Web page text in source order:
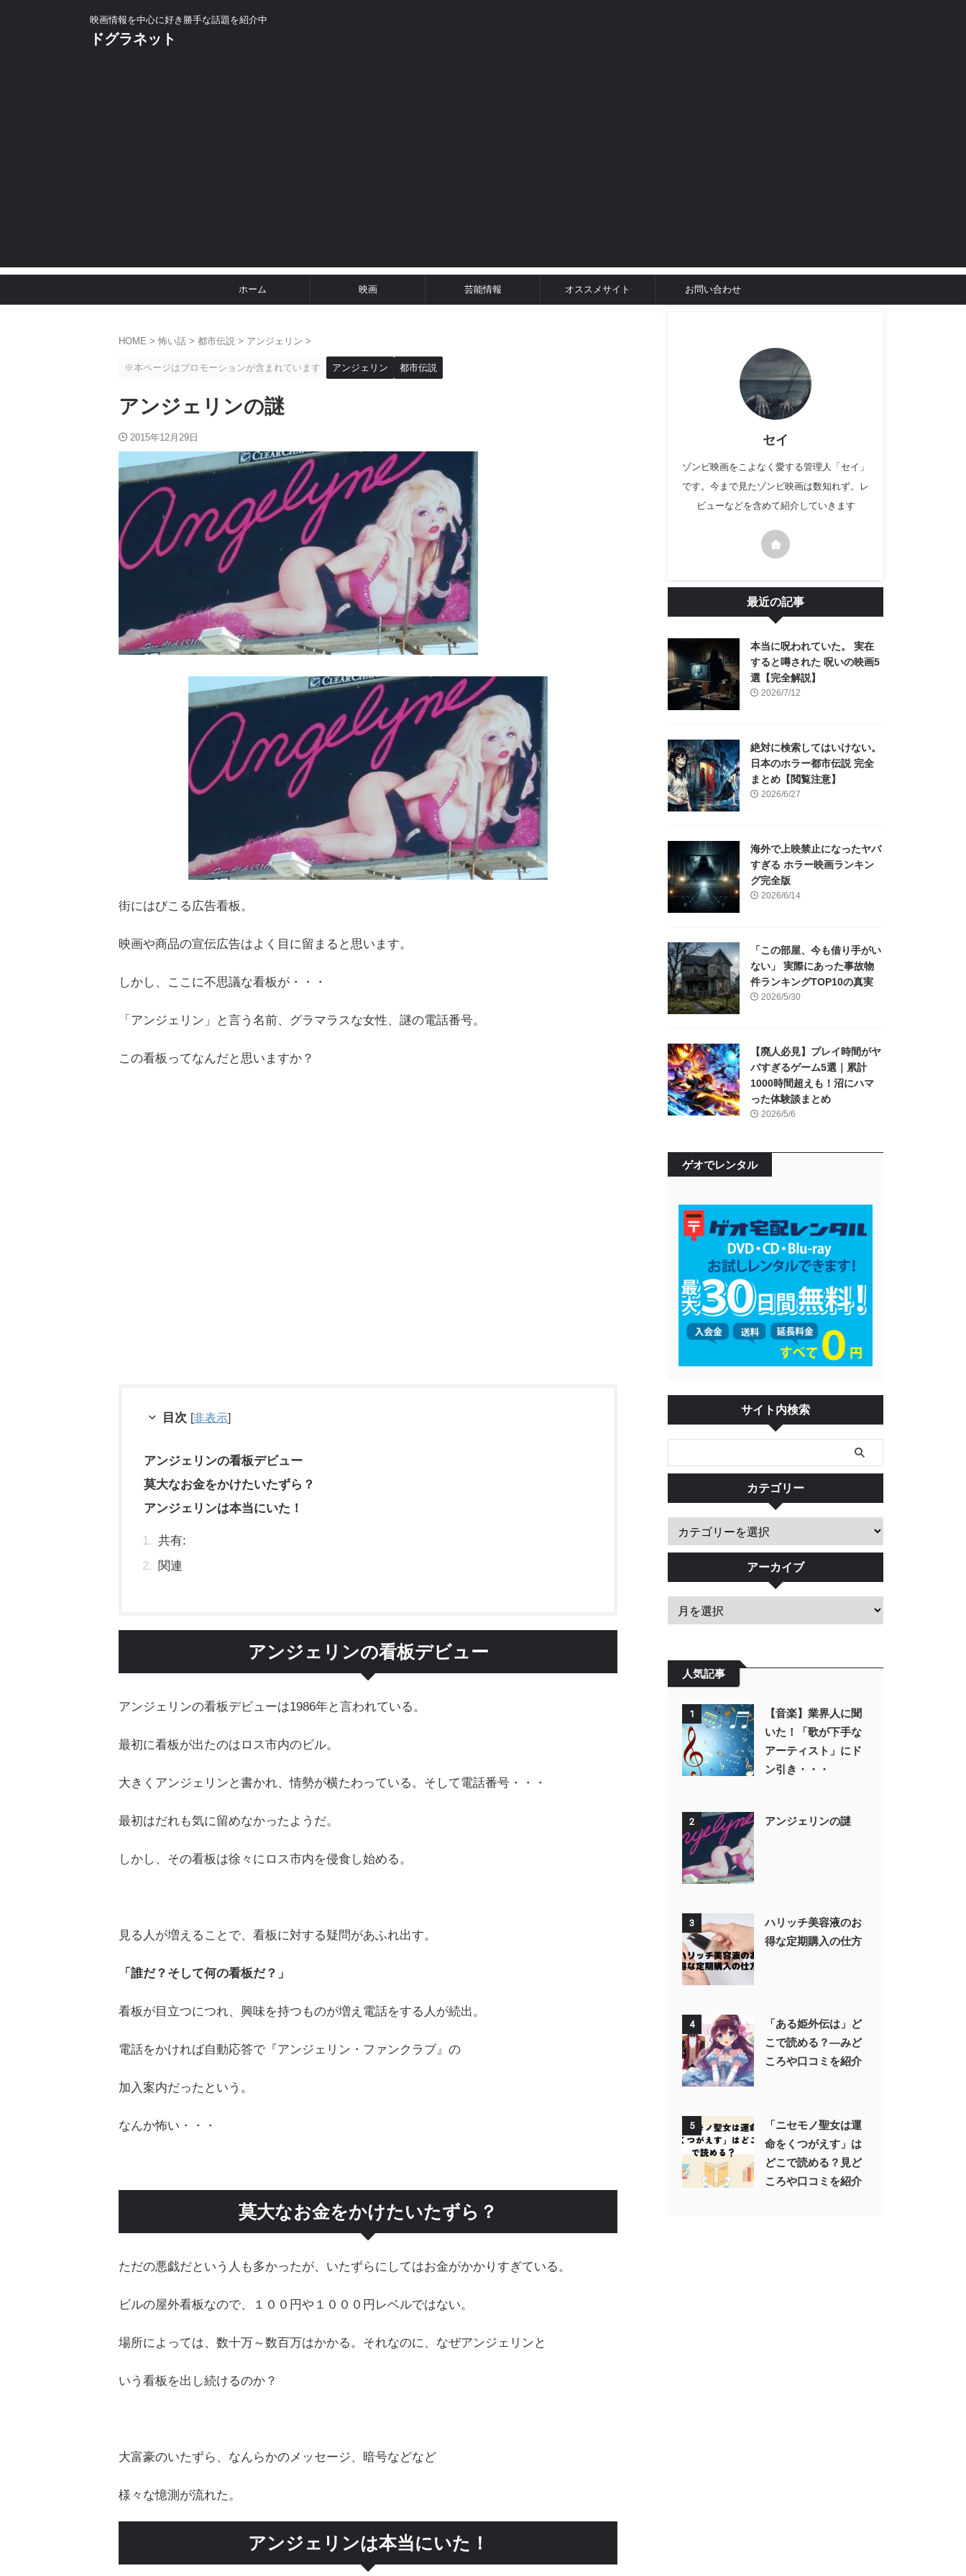
映画情報を中心に好き勝手な話題を紹介中
ドグラネット
ホーム 映画 芸能情報 オススメサイト お問い合わせ
HOME > 怖い話 > 都市伝説 > アンジェリン >
※本ページはプロモーションが含まれています アンジェリン 都市伝説
アンジェリンの謎
2015年12月29日
街にはびこる広告看板。
映画や商品の宣伝広告はよく目に留まると思います。
しかし、ここに不思議な看板が・・・
「アンジェリン」と言う名前、グラマラスな女性、謎の電話番号。
この看板ってなんだと思いますか？
目次 [非表示]
アンジェリンの看板デビュー
莫大なお金をかけたいたずら？
アンジェリンは本当にいた！
共有:
関連
アンジェリンの看板デビュー
アンジェリンの看板デビューは1986年と言われている。
最初に看板が出たのはロス市内のビル。
大きくアンジェリンと書かれ、情勢が横たわっている。そして電話番号・・・
最初はだれも気に留めなかったようだ。
しかし、その看板は徐々にロス市内を侵食し始める。
見る人が増えることで、看板に対する疑問があふれ出す。
「誰だ？そして何の看板だ？」
看板が目立つにつれ、興味を持つものが増え電話をする人が続出。
電話をかければ自動応答で『アンジェリン・ファンクラブ』の
加入案内だったという。
なんか怖い・・・
莫大なお金をかけたいたずら？
ただの悪戯だという人も多かったが、いたずらにしてはお金がかかりすぎている。
ビルの屋外看板なので、１００円や１０００円レベルではない。
場所によっては、数十万～数百万はかかる。それなのに、なぜアンジェリンと
いう看板を出し続けるのか？
大富豪のいたずら、なんらかのメッセージ、暗号などなど
様々な憶測が流れた。
アンジェリンは本当にいた！
セイ
ゾンビ映画をこよなく愛する管理人「セイ」
です。今まで見たゾンビ映画は数知れず。レ
ビューなどを含めて紹介していきます
最近の記事
本当に呪われていた。 実在
すると噂された 呪いの映画5
選【完全解説】
2026/7/12
絶対に検索してはいけない。
日本のホラー都市伝説 完全
まとめ【閲覧注意】
2026/6/27
海外で上映禁止になったヤバ
すぎる ホラー映画ランキン
グ完全版
2026/6/14
「この部屋、今も借り手がい
ない」 実際にあった事故物
件ランキングTOP10の真実
2026/5/30
【廃人必見】プレイ時間がヤ
バすぎるゲーム5選｜累計
1000時間超えも！沼にハマ
った体験談まとめ
2026/5/6
ゲオでレンタル
サイト内検索
カテゴリー
アーカイブ
人気記事
1
【音楽】業界人に聞
いた！「歌が下手な
アーティスト」にド
ン引き・・・
2 アンジェリンの謎
3
ハリッチ美容液のお
得な定期購入の仕方
4
「ある姫外伝は」ど
こで読める？—みど
ころや口コミを紹介
5
「ニセモノ聖女は運
命をくつがえす」は
どこで読める？見ど
ころや口コミを紹介